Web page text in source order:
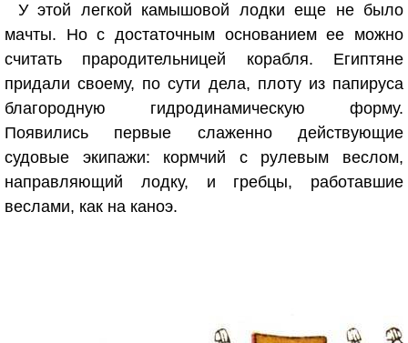
У этой легкой камышовой лодки еще не было
мачты. Но с достаточным основанием ее можно
считать прародительницей корабля. Египтяне
придали своему, по сути дела, плоту из папируса
благородную гидродинамическую форму.
Появились первые слаженно действующие
судовые экипажи: кормчий с рулевым веслом,
направляющий лодку, и гребцы, работавшие
веслами, как на каноэ.